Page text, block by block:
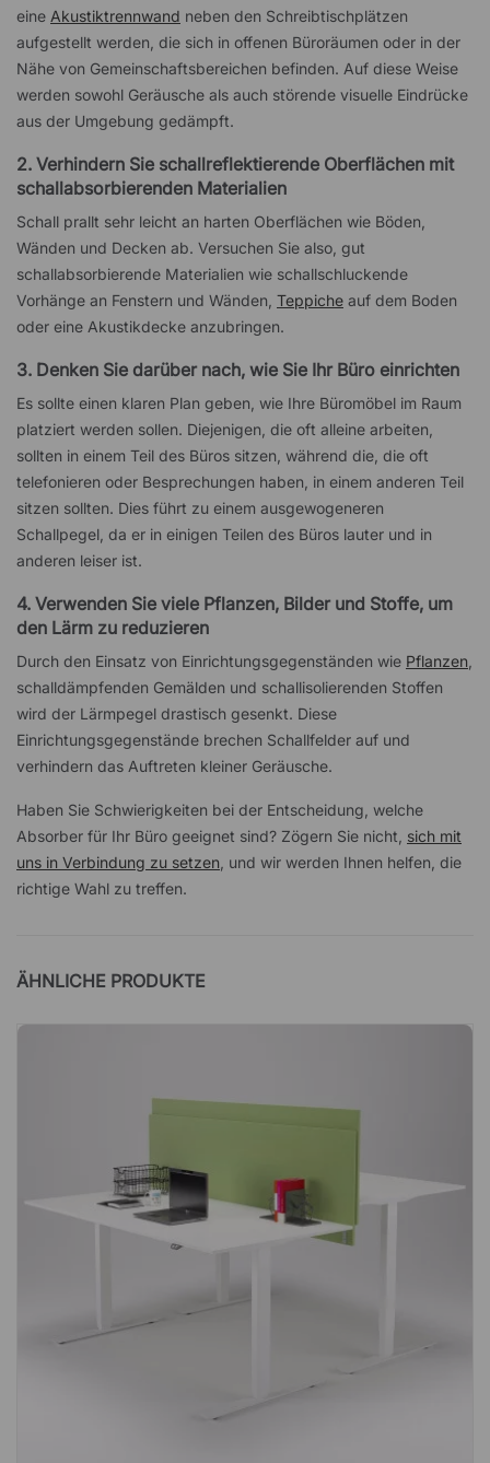
eine Akustiktrennwand neben den Schreibtischplätzen
aufgestellt werden, die sich in offenen Büroräumen oder in der
Nähe von Gemeinschaftsbereichen befinden. Auf diese Weise
werden sowohl Geräusche als auch störende visuelle Eindrücke
aus der Umgebung gedämpft.
2. Verhindern Sie schallreflektierende Oberflächen mit
schallabsorbierenden Materialien
Schall prallt sehr leicht an harten Oberflächen wie Böden,
Wänden und Decken ab. Versuchen Sie also, gut
schallabsorbierende Materialien wie schallschluckende
Vorhänge an Fenstern und Wänden, Teppiche auf dem Boden
oder eine Akustikdecke anzubringen.
3. Denken Sie darüber nach, wie Sie Ihr Büro einrichten
Es sollte einen klaren Plan geben, wie Ihre Büromöbel im Raum
platziert werden sollen. Diejenigen, die oft alleine arbeiten,
sollten in einem Teil des Büros sitzen, während die, die oft
telefonieren oder Besprechungen haben, in einem anderen Teil
sitzen sollten. Dies führt zu einem ausgewogeneren
Schallpegel, da er in einigen Teilen des Büros lauter und in
anderen leiser ist.
4. Verwenden Sie viele Pflanzen, Bilder und Stoffe, um
den Lärm zu reduzieren
Durch den Einsatz von Einrichtungsgegenständen wie Pflanzen
schalldämpfenden Gemälden und schallisolierenden Stoffen
wird der Lärmpegel drastisch gesenkt. Diese
Einrichtungsgegenstände brechen Schallfelder auf und
verhindern das Auftreten kleiner Geräusche.
Haben Sie Schwierigkeiten bei der Entscheidung, welche
Absorber für Ihr Büro geeignet sind? Zögern Sie nicht, sich mit
uns in Verbindung zu setzen , und wir werden Ihnen helfen, die
richtige Wahl zu treffen.
ÄHNLICHE PRODUKTE